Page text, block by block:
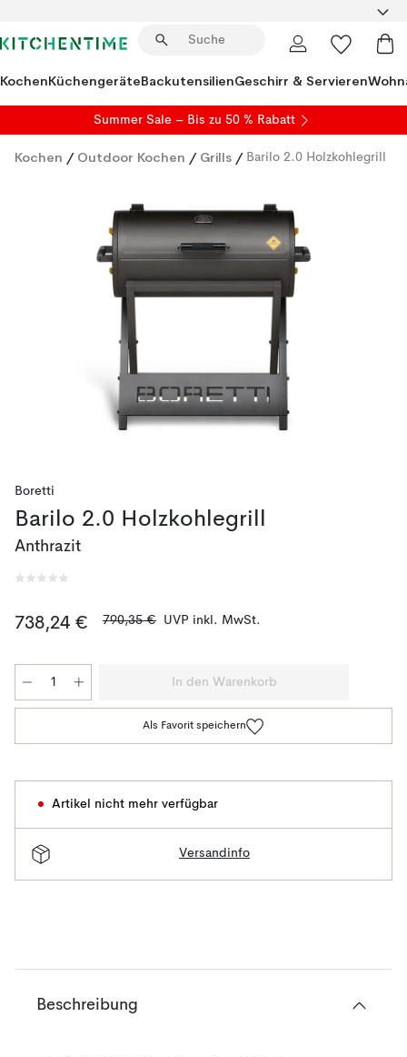
KochenKüchengeräteBackutensilienGeschirr & Servieren
Summer Sale – Bis zu 50 % Rabatt
Kochen / Outdoor Kochen / Grills / Barilo 2.0 Holzkohlegrill
Boretti
Barilo 2.0 Holzkohlegrill
Anthrazit
738,24 € 790,35 € UVP inkl. MwSt.
In den Warenkorb
Als Favorit speichern
Artikel nicht mehr verfügbar
Versandinfo
Beschreibung